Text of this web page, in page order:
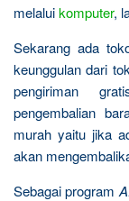
melaluikomputer,
Sekarang ada
keunggulan dari
pengiriman
pengembalian
murah yaitu jika
akan
Sebagai program